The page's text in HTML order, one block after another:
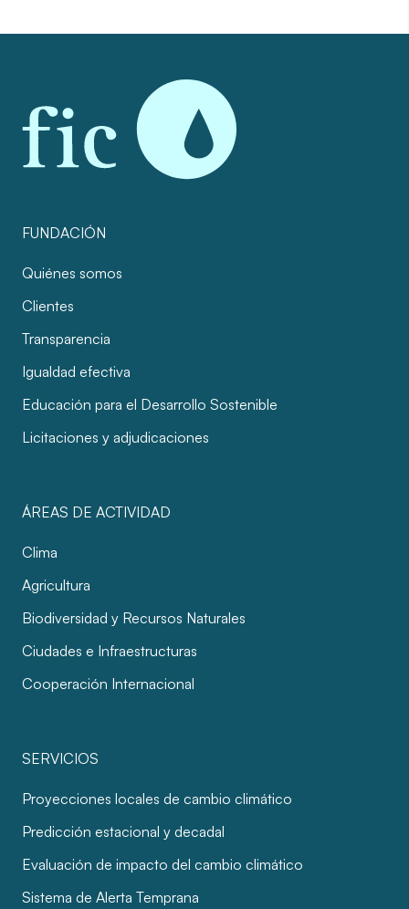
FUNDACIÓN
Quiénes somos
Clientes
Transparencia
Igualdad efectiva
Educación para el Desarrollo Sostenible
Licitaciones y adjudicaciones
ÁREAS DE ACTIVIDAD
Clima
Agricultura
Biodiversidad y Recursos Naturales
Ciudades e Infraestructuras
Cooperación Internacional
SERVICIOS
Proyecciones locales de cambio climático
Predicción estacional y decadal
Evaluación de impacto del cambio climático
Sistema de Alerta Temprana